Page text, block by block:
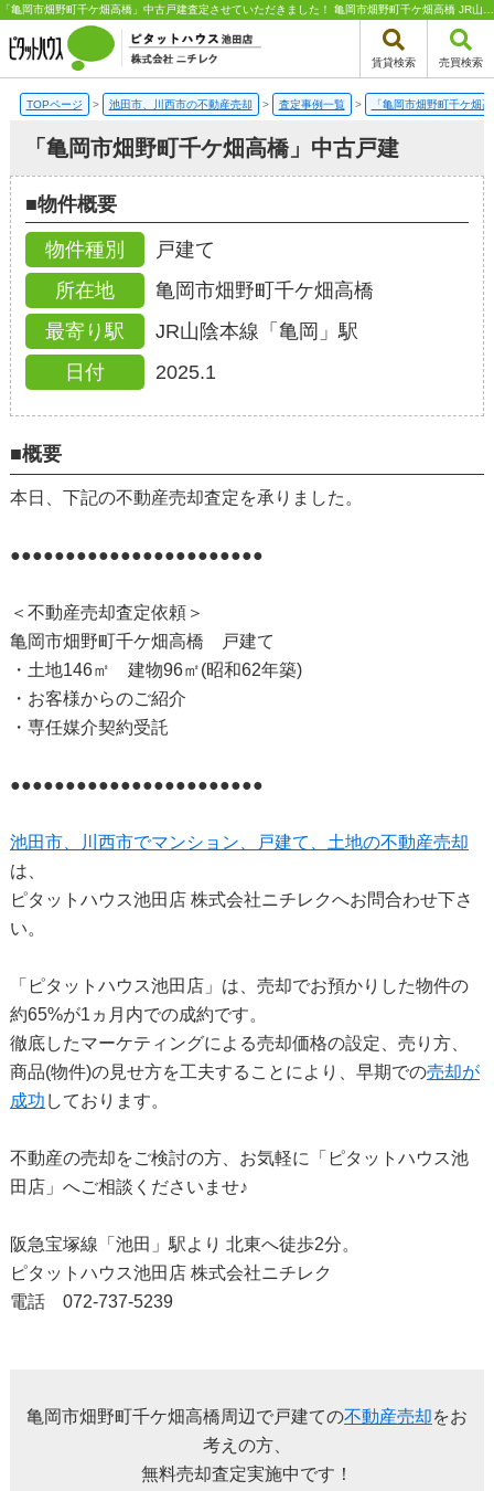
賃貸検索 売買検索
TOPページ > 池田市、川西市の不動産売却 > 査定事例一覧 > 「亀岡市畑野町千ケ畑
「亀岡市畑野町千ケ畑高橋」中古戸建
■物件概要
物件種別
戸建て
所在地
亀岡市畑野町千ケ畑高橋
最寄り駅
JR山陰本線「亀岡」駅
日付
2025.1
■概要
本日、下記の不動産売却査定を承りました。
●●●●●●●●●●●●●●●●●●●●●●●
＜不動産売却査定依頼＞
亀岡市畑野町千ケ畑高橋 戸建て
・土地146㎡ 建物96㎡(昭和62年築)
・お客様からのご紹介
・専任媒介契約受託
●●●●●●●●●●●●●●●●●●●●●●●
池田市、川西市でマンション、戸建て、土地の不動産売却
は、
ピタットハウス池田店 株式会社ニチレクへお問合わせ下さ
い。
「ピタットハウス池田店」は、売却でお預かりした物件の
約65%が1ヵ月内での成約です。
徹底したマーケティングによる売却価格の設定、売り方、
商品(物件)の見せ方を工夫することにより、早期での売却が
成功 しております。
不動産の売却をご検討の方、お気軽に「ピタットハウス池
田店」へご相談くださいませ♪
阪急宝塚線「池田」駅より 北東へ徒歩2分。
ピタットハウス池田店 株式会社ニチレク
電話 072-737-5239
亀岡市畑野町千ケ畑高橋周辺で戸建ての不動産売却をお
考えの方、
無料売却査定実施中です！